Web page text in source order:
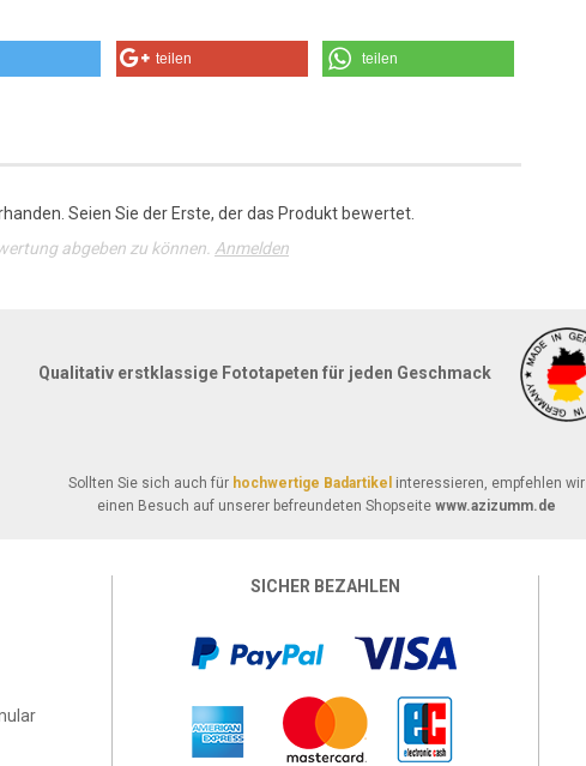
teilen teilen
Seien Sie der Erste, der das Produkt bewertet.
abgeben zu können. Anmelden
Qualitativ erstklassige Fototapeten für jeden Geschmack
Sollten Sie sich auch für hochwertige Badartikel interessieren, empfehlen wir
einen Besuch auf unserer befreundeten Shopseite www.azizumm.de
SICHER BEZAHLEN